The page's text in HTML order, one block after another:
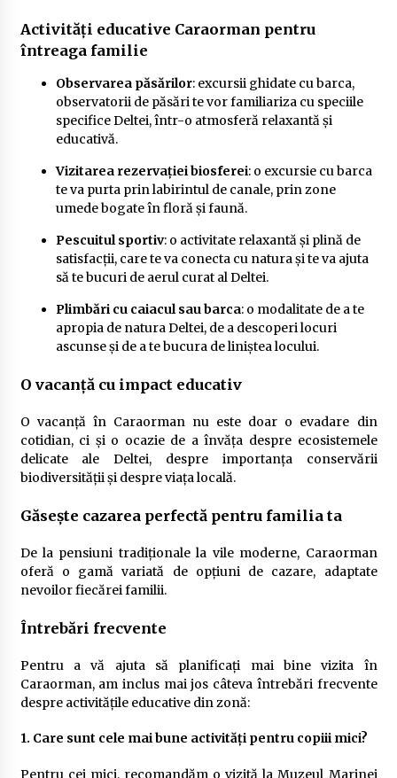
Activități educative Caraorman pentru
întreaga familie
Observarea păsărilor: excursii ghidate cu barca,
observatorii de păsări te vor familiariza cu speciile
specifice Deltei, într-o atmosferă relaxantă și
educativă.
Vizitarea rezervației biosferei: o excursie cu barca
te va purta prin labirintul de canale, prin zone
umede bogate în floră și faună.
Pescuitul sportiv: o activitate relaxantă și plină de
satisfacții, care te va conecta cu natura și te va ajuta
să te bucuri de aerul curat al Deltei.
Plimbări cu caiacul sau barca: o modalitate de a te
apropia de natura Deltei, de a descoperi locuri
ascunse și de a te bucura de liniștea locului.
O vacanță cu impact educativ
O vacanță în Caraorman nu este doar o evadare din
cotidian, ci și o ocazie de a învăța despre ecosistemele
delicate ale Deltei, despre importanța conservării
biodiversității și despre viața locală.
Găsește cazarea perfectă pentru familia ta
De la pensiuni tradiționale la vile moderne, Caraorman
oferă o gamă variată de opțiuni de cazare, adaptate
nevoilor fiecărei familii.
Întrebări frecvente
Pentru a vă ajuta să planificați mai bine vizita în
Caraorman, am inclus mai jos câteva întrebări frecvente
despre activitățile educative din zonă:
1. Care sunt cele mai bune activități pentru copiii mici?
Pentru cei mici, recomandăm o vizită la Muzeul Marinei